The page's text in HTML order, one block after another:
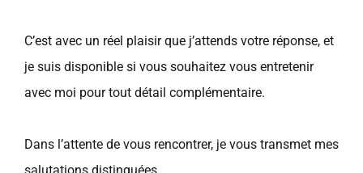
C’est avec un réel plaisir que j’attends votre réponse, et
je suis disponible si vous souhaitez vous entretenir
avec moi pour tout détail complémentaire.
Dans l’attente de vous rencontrer, je vous transmet mes